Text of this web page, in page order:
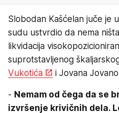
Slobodan Kašćelan juče je
sudu ustvrdio da nema
likvidacija
suprotstavljenog
Vukotića
i Jovana
- Nemam od čega da se
izvršenje krivičnih dela.